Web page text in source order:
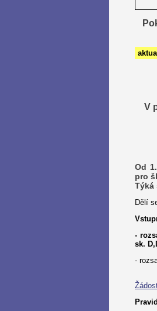
V
Od
pro
Týká
Dělí
-
sk.
-